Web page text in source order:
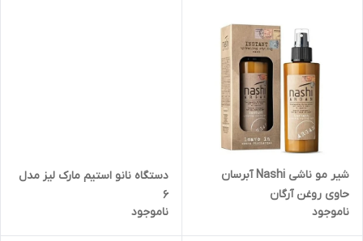
شیر مو ناشی Nashi آبرسان
حاوی روغن آرگان
ناموجود
دستگاه نانو استیم مارک لیز مدل
6
ناموجود